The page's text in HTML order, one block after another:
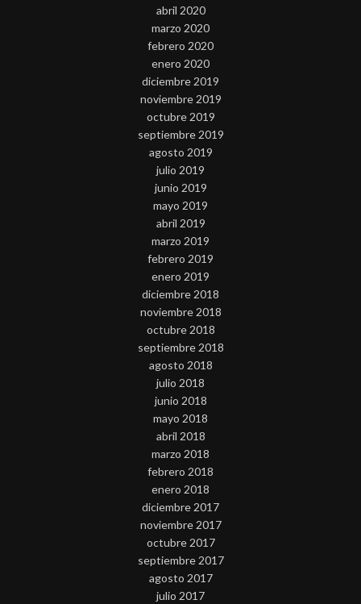
abril 2020
marzo 2020
febrero 2020
enero 2020
diciembre 2019
noviembre 2019
octubre 2019
septiembre 2019
agosto 2019
julio 2019
junio 2019
mayo 2019
abril 2019
marzo 2019
febrero 2019
enero 2019
diciembre 2018
noviembre 2018
octubre 2018
septiembre 2018
agosto 2018
julio 2018
junio 2018
mayo 2018
abril 2018
marzo 2018
febrero 2018
enero 2018
diciembre 2017
noviembre 2017
octubre 2017
septiembre 2017
agosto 2017
julio 2017